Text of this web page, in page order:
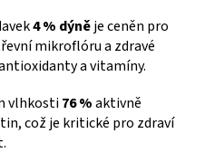
4 % dýněje ceněn pro
mikroflóru a zdravé
a vitamíny.
vlhkosti76 %aktivně
což je kritické pro zdraví